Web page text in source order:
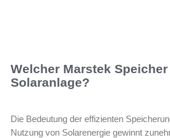
Welcher Marstek
Solaranlage?
Die Bedeutung der effizienten
Nutzung von Solarenergie gewinnt